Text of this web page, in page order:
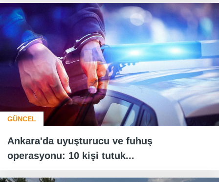
GÜNCEL
Ankara'da uyuşturucu ve fuhuş
operasyonu: 10 kişi tutuk...